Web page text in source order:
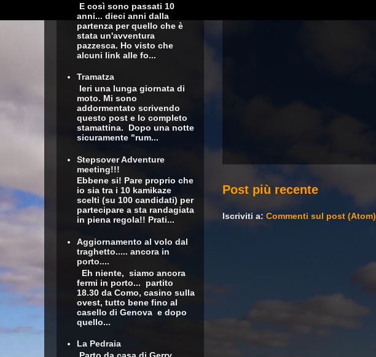
Post più recente
Iscriviti a: Commenti sul post (Atom)
E così sono passati 10
anni... dieci anni dalla
partenza per quello che è
stata un'avventura
pazzesca. Ho visto che
alcuni link alle fo...
Tramatza
Ieri una lunga giornata di
moto. Mi sono
addormentato scrivendo
questo post e lo completo
stamattina. Dopo una notte
sicuramente "rum...
Stepsover Adventure
meeting!!!
Ebbene si! Pare proprio che
io sia tra i 10 kamikaze
scelti (su 100 candidati) per
partecipare a sta randagiata
in piena regola!! Prati...
Aggiornamento al volo dal
traghetto..... ancora in
porto....
Eh niente, siamo ancora
fermi in porto... partito
18.30 da Como, casino sulla
ovest, tutto bene fino al
casello di Genova e dopo
quello...
La Pedraia